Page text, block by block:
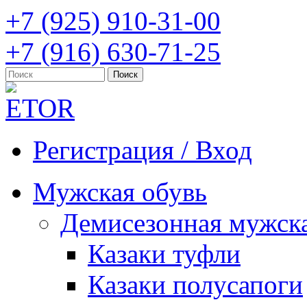
+7 (925) 910-31-00
+7 (916) 630-71-25
Регистрация / Вход
Мужская обувь
Демисезонная
Казаки туфли
Казаки полусапоги